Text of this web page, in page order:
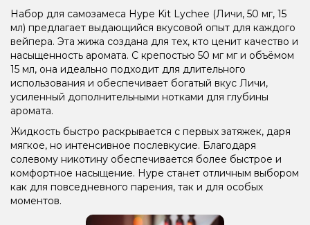
Набор для самозамеса Hype Kit Lychee (Личи, 50 мг, 15
мл) предлагает выдающийся вкусовой опыт для каждого
вейпера. Эта жижа создана для тех, кто ценит качество и
насыщенность аромата. С крепостью 50 мг мг и объёмом
15 мл, она идеально подходит для длительного
использования и обеспечивает богатый вкус Личи,
усиленный дополнительными нотками для глубины
аромата.
Жидкость быстро раскрывается с первых затяжек, даря
мягкое, но интенсивное послевкусие. Благодаря
солевому никотину обеспечивается более быстрое и
комфортное насыщение. Hype станет отличным выбором
как для повседневного парения, так и для особых
моментов.